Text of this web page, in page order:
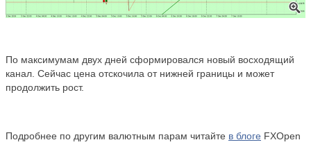
По максимумам двух дней сформировался новый восходящий
канал. Сейчас цена отскочила от нижней границы и может
продолжить рост.
Подробнее по другим валютным парам читайте в блоге FXOpen